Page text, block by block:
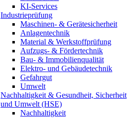
KI-Services
Industrieprüfung
Maschinen- & Gerätesicherheit
Anlagentechnik
Material & Werkstoffprüfung
Aufzugs- & Fördertechnik
Bau- & Immobilienqualität
Elektro- und Gebäudetechnik
Gefahrgut
Umwelt
Nachhaltigkeit & Gesundheit, Sicherheit
und Umwelt (HSE)
Nachhaltigkeit